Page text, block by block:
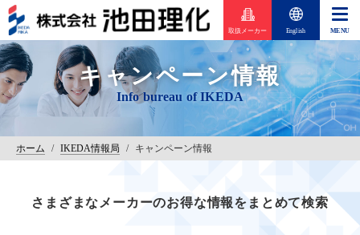
取扱メーカー English
キャンペーン情報
ホーム / IKEDA情報局 / キャンペーン情報
さまざまなメーカーのお得な情報をまとめて検索